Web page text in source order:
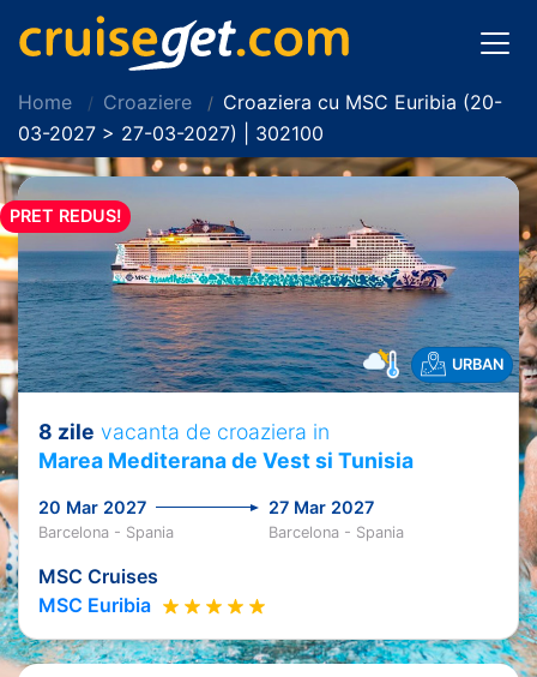
Home Croaziere
Croaziera cu MSC Euribia (20-
03-2027 > 27-03-2027) | 302100
PRET REDUS!
URBAN
8 zile vacanta de croaziera in
Marea Mediterana de Vest si Tunisia
20 Mar 2027 27 Mar 2027
Barcelona - Spania Barcelona - Spania
MSC Cruises
MSC Euribia